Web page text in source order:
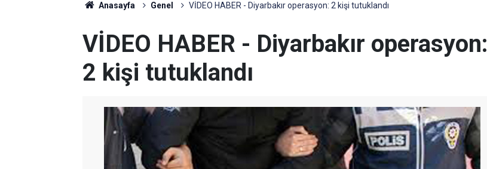
Anasayfa Genel VİDEO HABER - Diyarbakır operasyon: 2 kişi tutuklandı
VİDEO HABER - Diyarbakır operasyon:
2 kişi tutuklandı